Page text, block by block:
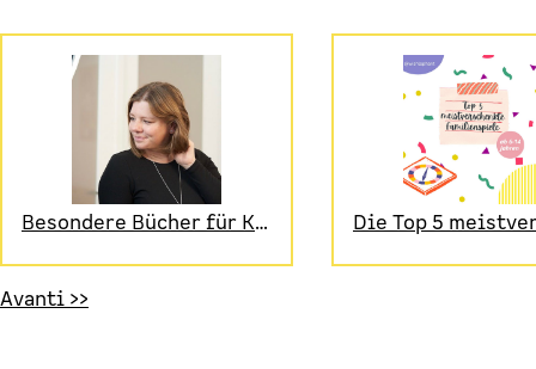
Besondere Bücher für Kinder ab Sechs
Avanti >>